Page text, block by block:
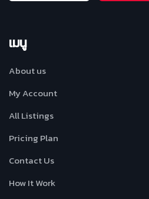
เมนู
About us
My Account
All Listings
Pricing Plan
Contact Us
How It Work